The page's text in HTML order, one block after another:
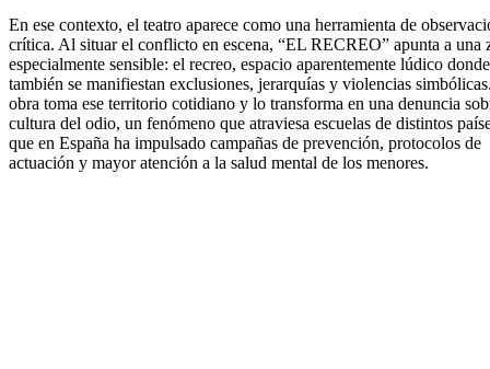
En ese contexto, el teatro aparece como una herramienta de
crítica. Al situar el conflicto en escena, “EL RECREO” apunta a una
especialmente sensible: el recreo, espacio aparentemente lúdico donde
también se manifiestan exclusiones, jerarquías y violencias
obra toma ese territorio cotidiano y lo transforma en una denuncia
cultura del odio, un fenómeno que atraviesa escuelas de distintos
que en España ha impulsado campañas de prevención, protocolos de
actuación y mayor atención a la salud mental de los menores.